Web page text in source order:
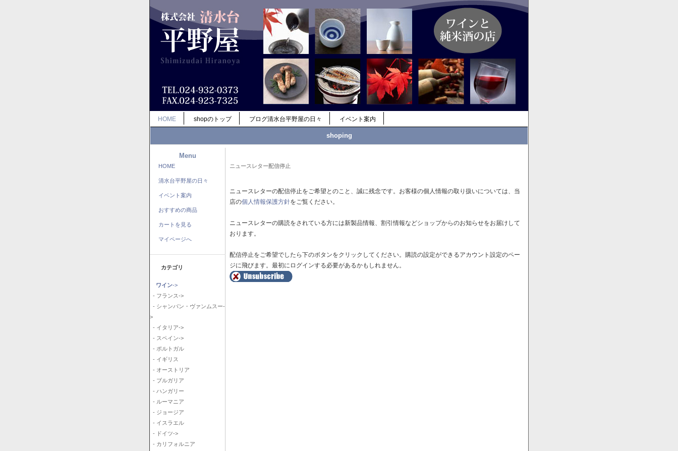
HOME shopのトップ ブログ清水台平野屋の日々 イベント案内
shoping
Menu
HOME
清水台平野屋の日々
イベント案内
おすすめの商品
カートを見る
マイページへ
カテゴリ
ワイン->
- フランス->
- シャンパン・ヴァンムスー-
>
- イタリア->
- スペイン->
- ポルトガル
- イギリス
- オーストリア
- ブルガリア
- ハンガリー
- ルーマニア
- ジョージア
- イスラエル
- ドイツ->
- カリフォルニア
ニュースレター配信停止
ニュースレターの配信停止をご希望とのこと、誠に残念です。お客様の個人情報の取り扱いについては、当
店の個人情報保護方針をご覧ください。
ニュースレターの購読をされている方には新製品情報、割引情報などショップからのお知らせをお届けして
おります。
配信停止をご希望でしたら下のボタンをクリックしてください。購読の設定ができるアカウント設定のペー
ジに飛びます。最初にログインする必要があるかもしれません。